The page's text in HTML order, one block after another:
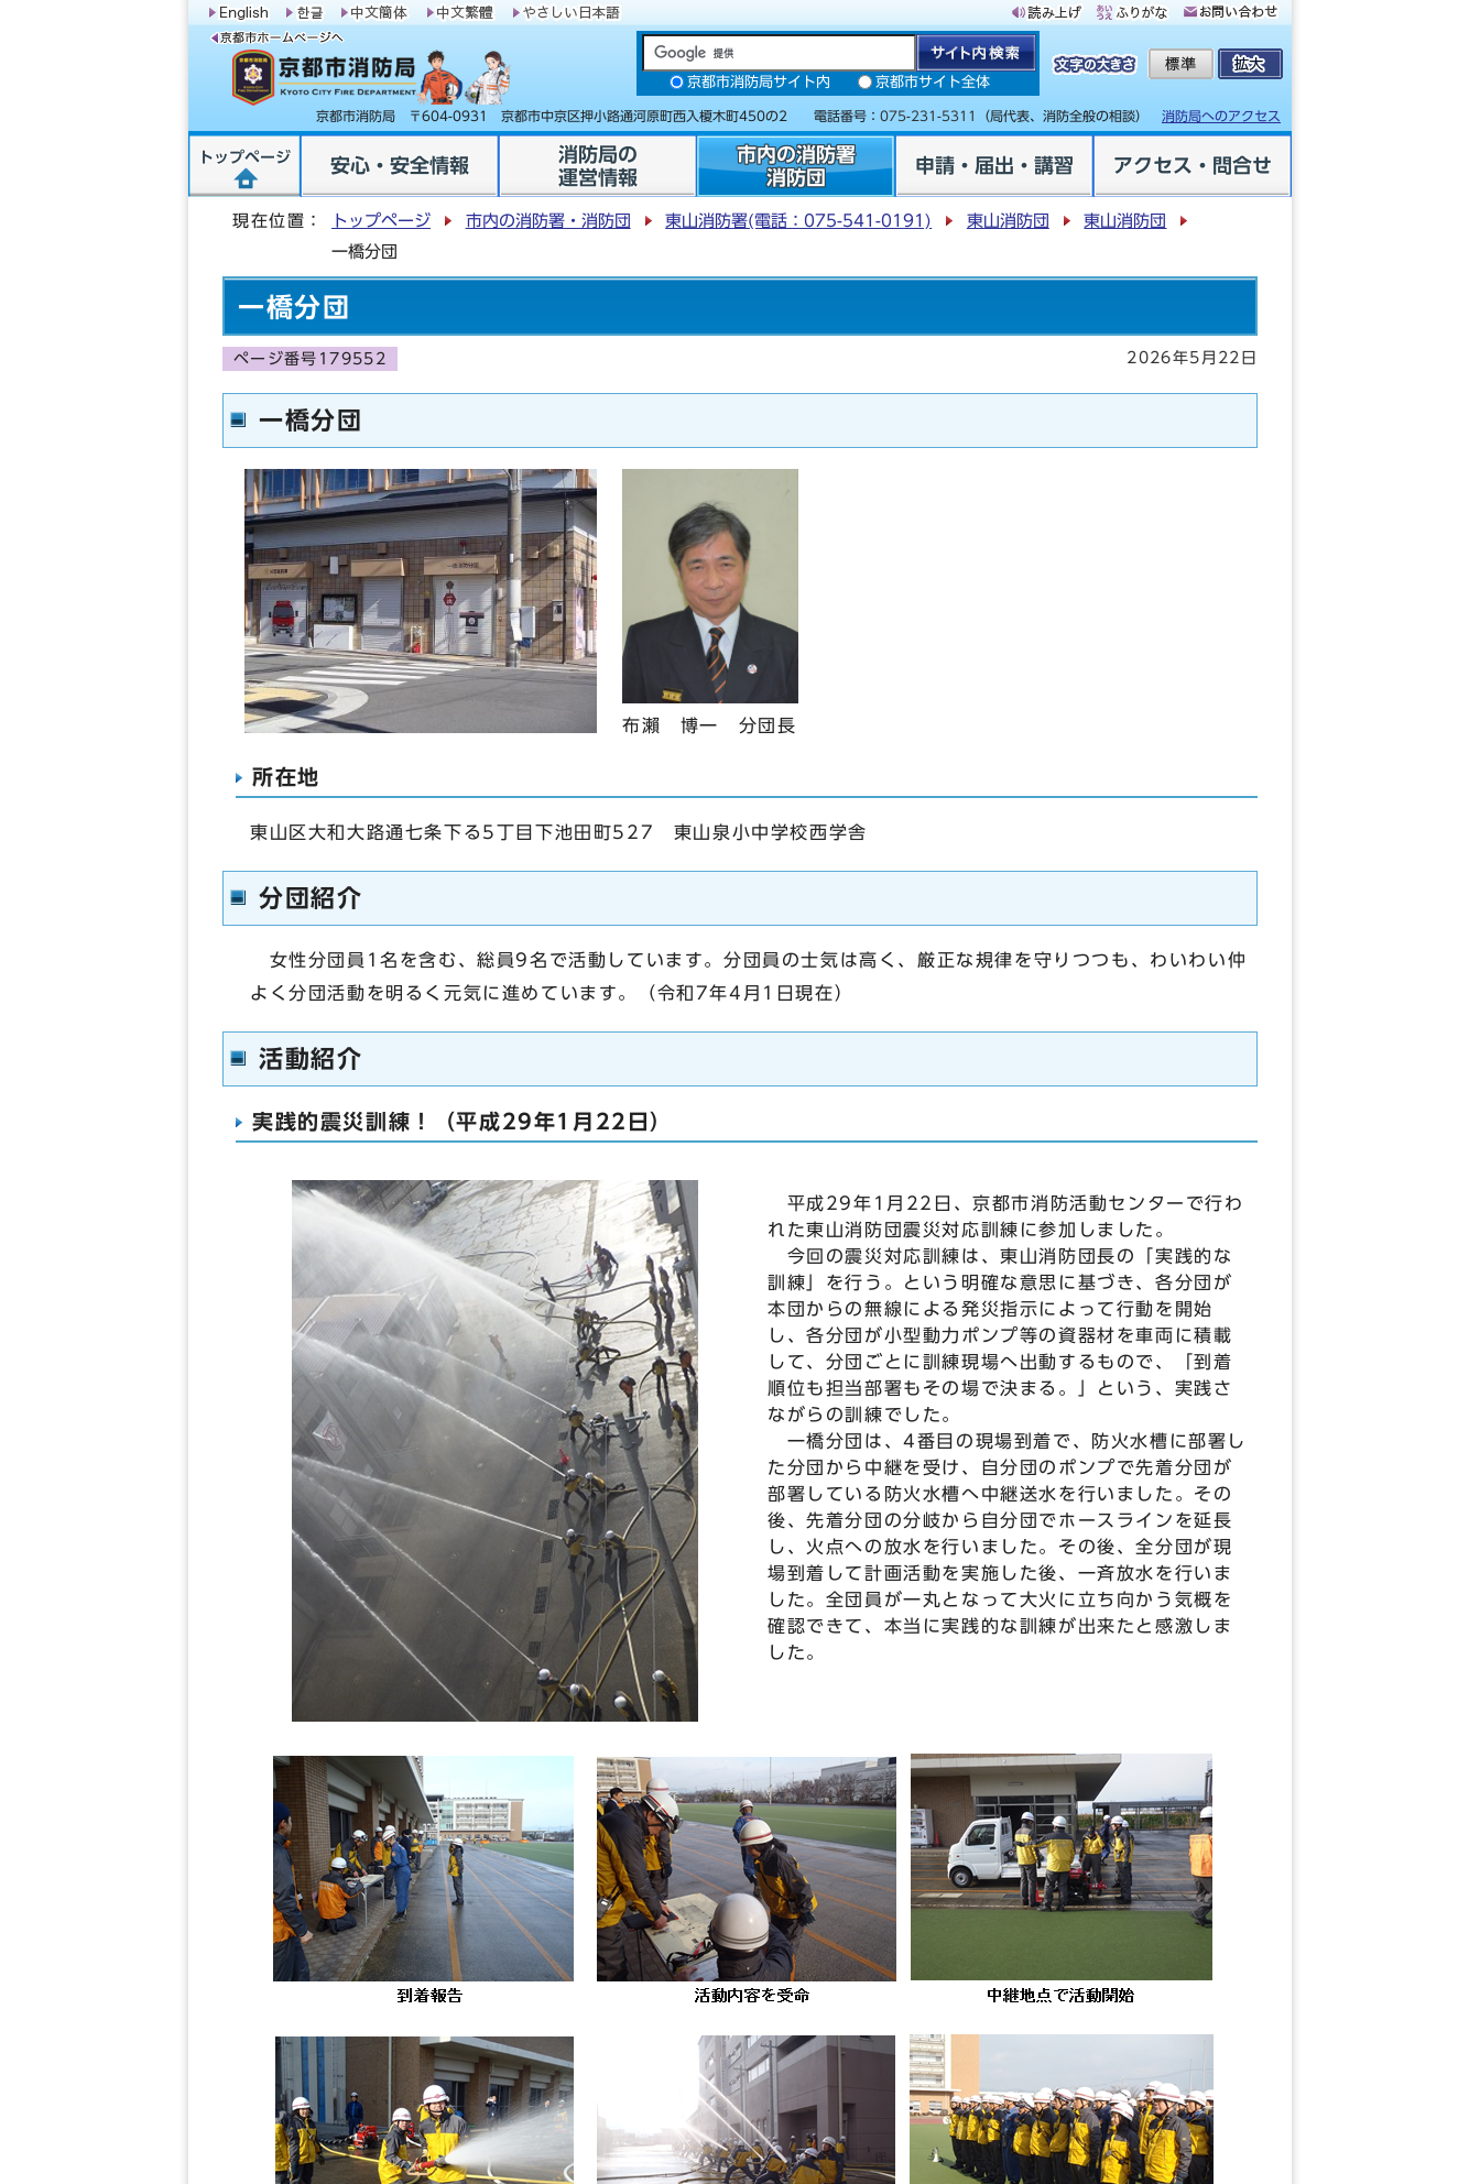
京都市消防局サイト内 京都市サイト全体
京都市消防局 〒604-0931 京都市中京区押小路通河原町西入榎木町450の2 電話番号： 075-231-5311 （局代表、消防全般の相談） 消防局へのアクセス
トップページ 安心・安全情報
消防局の
運営情報
市内の消防署
消防団
申請・届出・講習 アクセス・問合せ
現在位置： トップページ 市内の消防署・消防団 東山消防署(電話：075-541-0191) 東山消防団
東山消防団
一橋分団
一橋分団
ページ番号179552 2026年5月22日
一橋分団
布瀨 博一 分団長
所在地
東山区大和大路通七条下る5丁目下池田町527 東山泉小中学校西学舎
分団紹介
女性分団員1名を含む、総員9名で活動しています。分団員の士気は高く、厳正な規律を守りつつも、わいわい仲
よく分団活動を明るく元気に進めています。（令和7年4月1日現在）
活動紹介
実践的震災訓練！（平成29年1月22日）
平成29年1月22日、京都市消防活動センターで行わ
れた東山消防団震災対応訓練に参加しました。
今回の震災対応訓練は、東山消防団長の「実践的な
訓練」を行う。という明確な意思に基づき、各分団が
本団からの無線による発災指示によって行動を開始
し、各分団が小型動力ポンプ等の資器材を車両に積載
して、分団ごとに訓練現場へ出動するもので、「到着
順位も担当部署もその場で決まる。」という、実践さ
ながらの訓練でした。
一橋分団は、4番目の現場到着で、防火水槽に部署し
た分団から中継を受け、自分団のポンプで先着分団が
部署している防火水槽へ中継送水を行いました。その
後、先着分団の分岐から自分団でホースラインを延長
し、火点への放水を行いました。その後、全分団が現
場到着して計画活動を実施した後、一斉放水を行いま
した。全団員が一丸となって大火に立ち向かう気概を
確認できて、本当に実践的な訓練が出来たと感激しま
した。